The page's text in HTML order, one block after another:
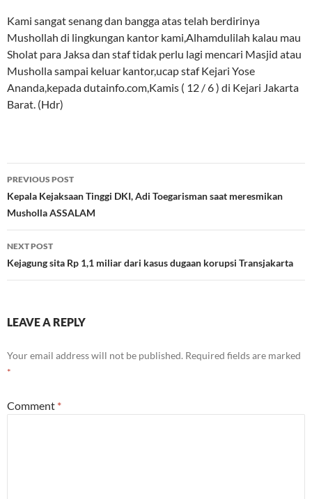
Kami sangat senang dan bangga atas telah berdirinya
Mushollah di lingkungan kantor kami,Alhamdulilah kalau mau
Sholat para Jaksa dan staf tidak perlu lagi mencari Masjid atau
Musholla sampai keluar kantor,ucap staf Kejari Yose
Ananda,kepada dutainfo.com,Kamis ( 12 / 6 ) di Kejari Jakarta
Barat. (Hdr)
Post
navigation
PREVIOUS POST
Kepala Kejaksaan Tinggi DKI, Adi Toegarisman saat meresmikan
Musholla ASSALAM
NEXT POST
Kejagung sita Rp 1,1 miliar dari kasus dugaan korupsi Transjakarta
LEAVE A REPLY
Your email address will not be published. Required fields are marked
*
Comment *